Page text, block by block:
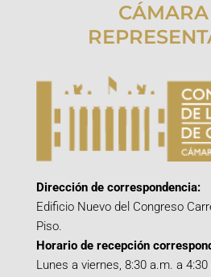
Dirección de correspondencia:
Edificio Nuevo del Congreso
Piso.
Horario de recepción
Lunes a viernes, 8:30 a.m. a